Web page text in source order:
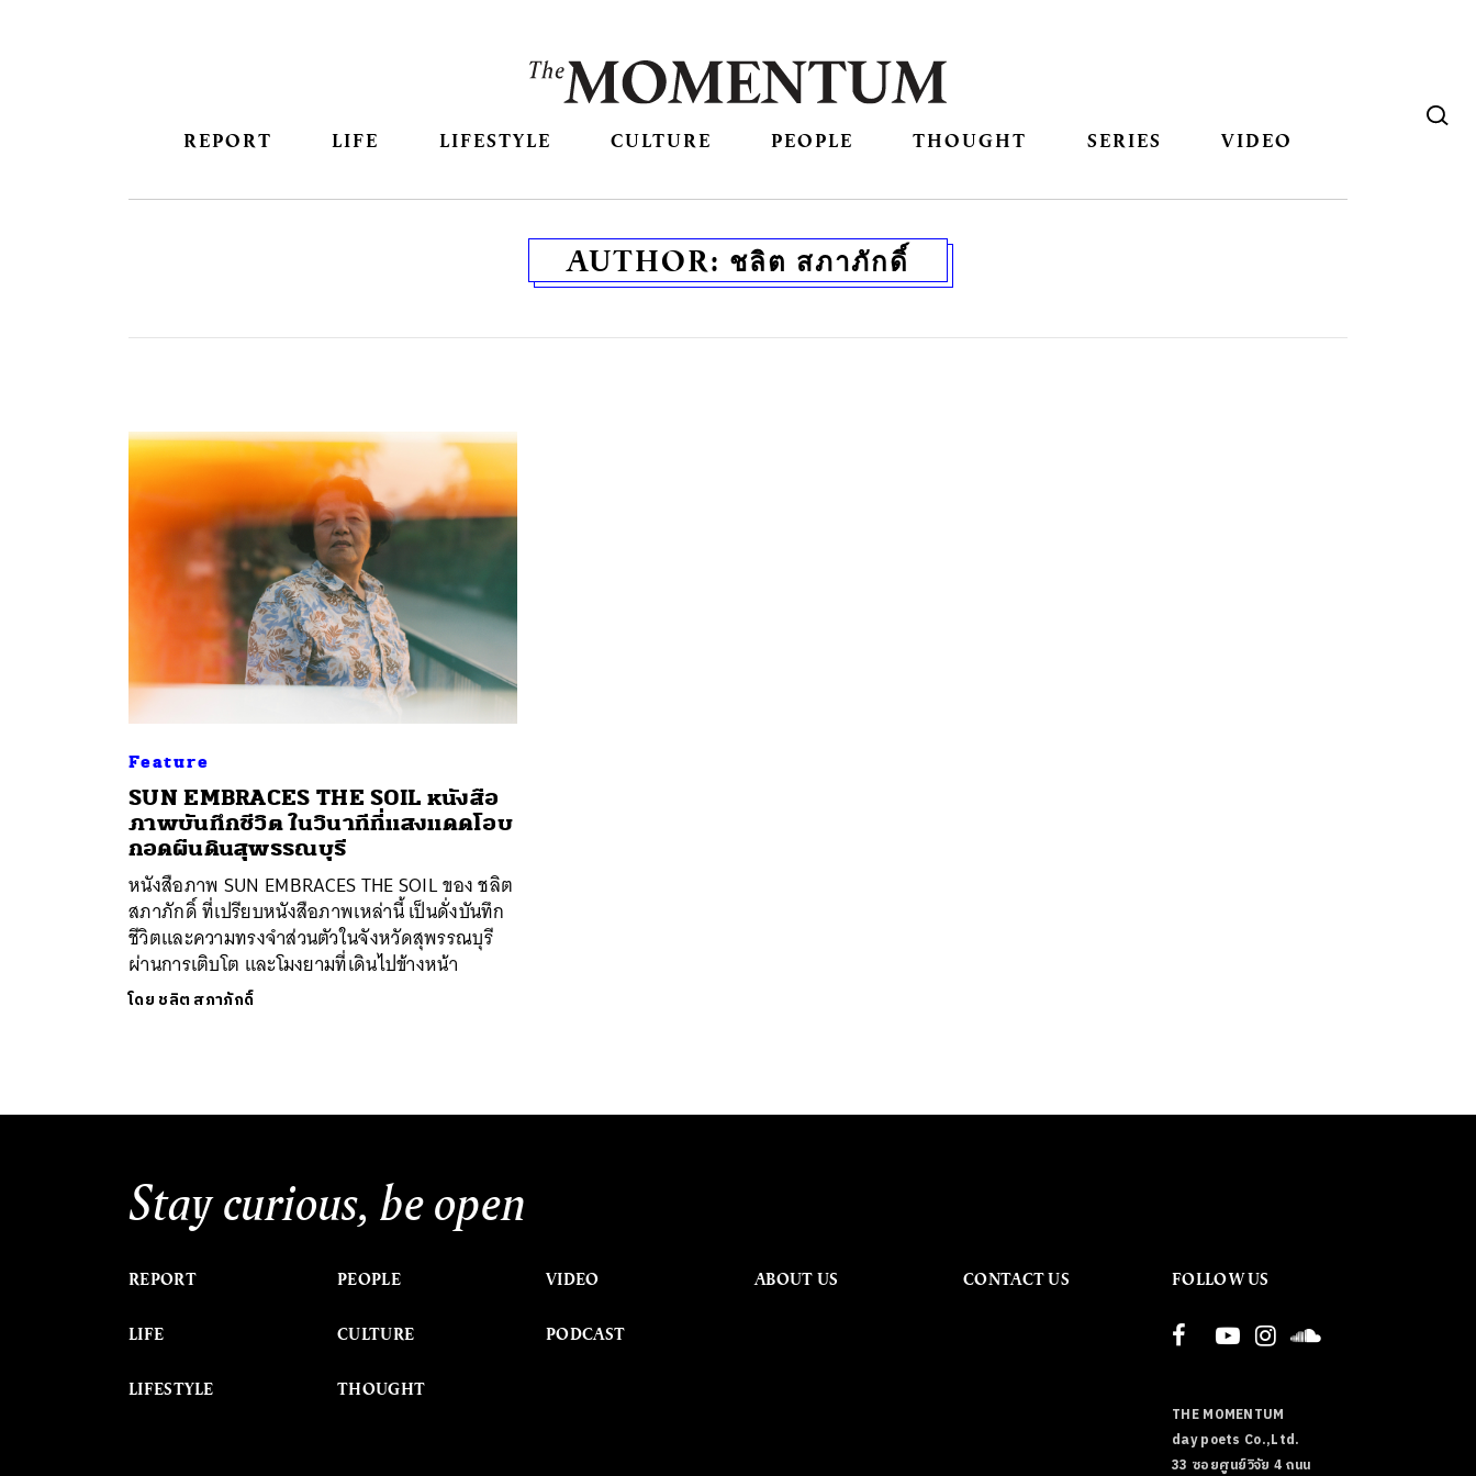
REPORT LIFE LIFESTYLE CULTURE PEOPLE THOUGHT SERIES VIDEO
AUTHOR: ชลิต สภาภักดิ์
Feature
SUN EMBRACES THE SOIL หนังสือ
ภาพบันทึกชีวิต ในวินาทีที่แสงแดดโอบ
กอดผืนดินสุพรรณบุรี
หนังสือภาพ SUN EMBRACES THE SOIL ของ ชลิต
สภาภักดิ์ ที่เปรียบหนังสือภาพเหล่านี้ เป็นดั่งบันทึก
ชีวิตและความทรงจำส่วนตัวในจังหวัดสุพรรณบุรี
ผ่านการเติบโต และโมงยามที่เดินไปข้างหน้า
โดย ชลิต สภาภักดิ์
Stay curious, be open
REPORT
LIFE
LIFESTYLE
PEOPLE
CULTURE
THOUGHT
VIDEO
PODCAST
ABOUT US CONTACT US FOLLOW US
THE MOMENTUM
day poets Co.,Ltd.
33 ซอยศูนย์วิจัย 4 ถนน
ค้นหา